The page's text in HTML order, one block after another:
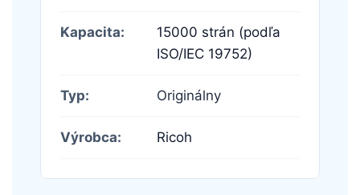
Kapacita:
15000 strán (podľa
ISO/IEC 19752)
Typ: Originálny
Výrobca: Ricoh